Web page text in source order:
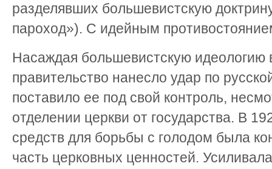
разделявших большевистскую
пароход»). С идейным
Насаждая большевистскую идеологию
правительство нанесло удар по
поставило ее под свой контроль,
отделении церкви от государства. В
средств для борьбы с голодом была
часть церковных ценностей.